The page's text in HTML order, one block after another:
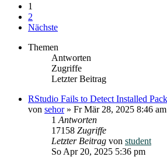
1
2
Nächste
Themen
Antworten
Zugriffe
Letzter Beitrag
RStudio Fails to Detect Installed
von sehor» Fr Mär 28, 2025 8:46 am
1 Antworten
17158 Zugriffe
Letzter Beitrag von student
So Apr 20, 2025 5:36 pm